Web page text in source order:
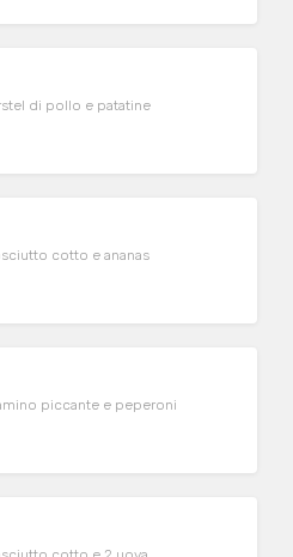
di pollo e patatine
cotto e ananas
piccante e peperoni